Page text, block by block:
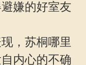
嫌的好室友
，苏桐哪里
内心的不确